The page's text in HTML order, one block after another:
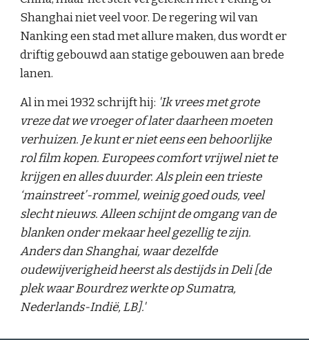
Shanghai niet veel voor. De regering wil van
Nanking een stad met allure maken, dus wordt er
driftig gebouwd aan statige gebouwen aan brede
lanen.
Al in mei 1932 schrijft hij: 'Ik vrees met grote
vreze dat we vroeger of later daarheen moeten
verhuizen. Je kunt er niet eens een behoorlijke
rol film kopen. Europees comfort vrijwel niet te
krijgen en alles duurder. Als plein een trieste
‘mainstreet’-rommel, weinig goed ouds, veel
slecht nieuws. Alleen schijnt de omgang van de
blanken onder mekaar heel gezellig te zijn.
Anders dan Shanghai, waar dezelfde
oudewijverigheid heerst als destijds in Deli [de
plek waar Bourdrez werkte op Sumatra,
Nederlands-Indië, LB].'